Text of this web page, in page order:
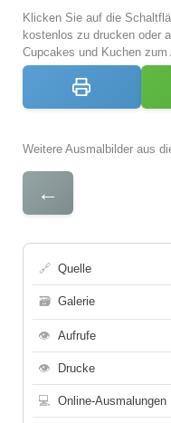
Klicken Sie auf die
kostenlos zu drucken oder
Cupcakes und Kuchen zum
Weitere Ausmalbilder aus
←
🔗 Quelle
🗃 Galerie
👁 Aufrufe
👁 Drucke
💻 Online-Ausmalungen